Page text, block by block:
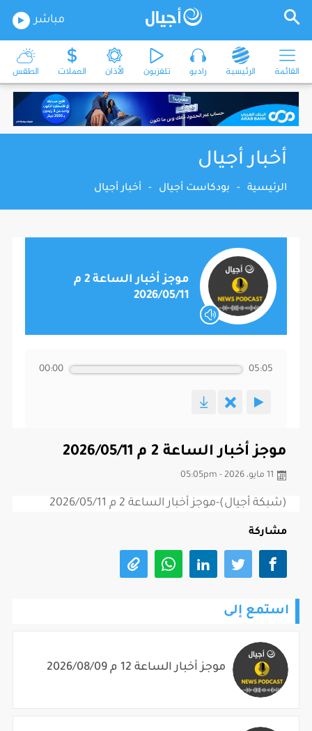
مباشر
القائمة الرئيسية راديو تلفزيون الأذان العملات الطقس
أخبار أجيال
الرئيسية - بودكاست أجيال - أخبار أجيال
موجز أخبار الساعة 2 م
2026/05/11
00:00 05:05
موجز أخبار الساعة 2 م 2026/05/11
11 مايو، 2026 - 05:05pm
(شبكة أجيال)-موجز أخبار الساعة 2 م 2026/05/11
مشاركة
استمع إلى
موجز أخبار الساعة 12 م 2026/08/09